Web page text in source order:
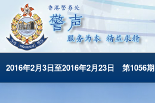
2016年2月3日至2016年2月23日 第1056期